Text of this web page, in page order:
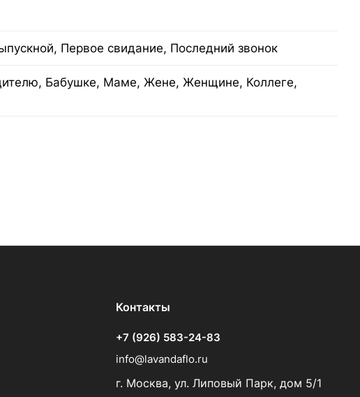
Первое свидание, Последний звонок
Бабушке, Маме, Жене, Женщине, Коллеге,
Контакты
+7 (926) 583-24-83
info@lavandaflo.ru
г. Москва, ул. Липовый Парк, дом 5/1